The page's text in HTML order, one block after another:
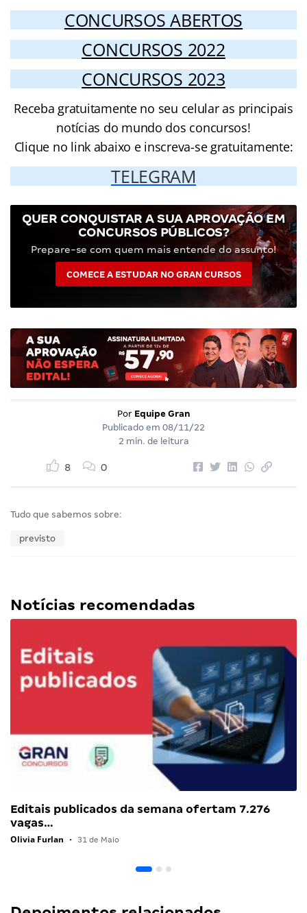
CONCURSOS ABERTOS
CONCURSOS 2022
CONCURSOS 2023
Receba gratuitamente no seu celular as principais
notícias do mundo dos concursos!
Clique no link abaixo e inscreva-se gratuitamente:
TELEGRAM
QUER CONQUISTAR A SUA APROVAÇÃO EM
CONCURSOS PÚBLICOS?
Prepare-se com quem mais entende do assunto!
COMECE A ESTUDAR NO GRAN CURSOS
Por Equipe Gran
Publicado em 08/11/22
2 min. de leitura
8 0
Tudo que sabemos sobre:
previsto
Notícias recomendadas
Editais publicados da semana ofertam 7.276
vagas…
Olivia Furlan • 31 de Maio